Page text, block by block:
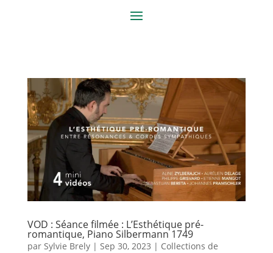
VOD : Séance filmée : L’Esthétique pré-
romantique, Piano Silbermann 1749
par Sylvie Brely| Sep 30, 2023 | Collections de